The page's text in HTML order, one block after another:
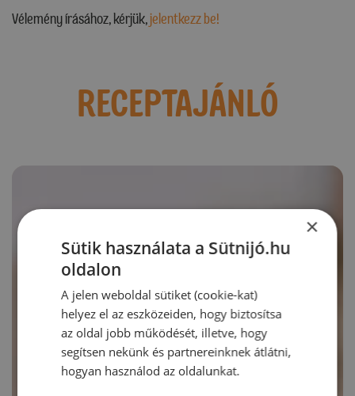
Vélemény írásához, kérjük,jelentkezz be!
RECEPTAJÁNLÓ
×
Sütik használata a Sütnijó.hu
oldalon
A jelen weboldal sütiket (cookie-kat)
helyez el az eszközeiden, hogy biztosítsa
az oldal jobb működését, illetve, hogy
segítsen nekünk és partnereinknek átlátni,
hogyan használod az oldalunkat.